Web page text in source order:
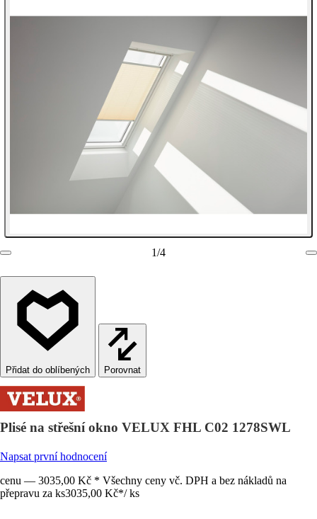
1/4
Porovnat
Plisé na střešní okno VELUX FHL C02 1278SWL
Napsat první hodnocení
cenu — 3035,00 Kč * Všechny ceny vč. DPH a bez nákladů na
přepravu za ks3035,00 Kč*/ ks